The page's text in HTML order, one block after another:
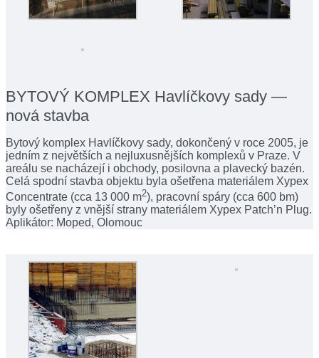
BYTOVÝ KOMPLEX Havlíčkovy sady —
nová stavba
Bytový komplex Havlíčkovy sady, dokončený v roce 2005, je
jedním z největších a nejluxusnějších komplexů v Praze. V
areálu se nacházejí i obchody, posilovna a plavecký bazén.
Celá spodní stavba objektu byla ošetřena materiálem Xypex
Concentrate (cca 13 000 m2), pracovní spáry (cca 600 bm)
byly ošetřeny z vnější strany materiálem Xypex Patch’n Plug.
Aplikátor: Moped, Olomouc